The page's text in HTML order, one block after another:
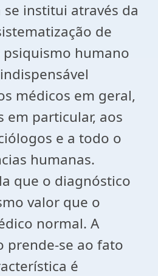
institui através da
de
humano
médicos em geral,
em particular, aos
e a todo o
humanas.
que o diagnóstico
valor que o
normal. A
prende-se ao fato
é